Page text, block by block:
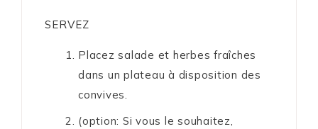
SERVEZ
Placez salade et herbes fraîches
dans un plateau à disposition des
convives.
(option: Si vous le souhaitez,